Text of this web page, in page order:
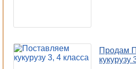
Продам
кукурузу